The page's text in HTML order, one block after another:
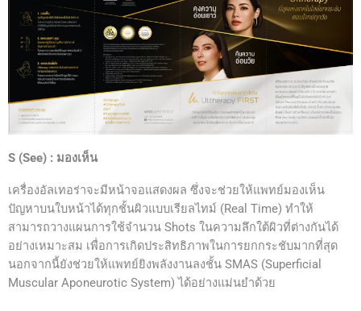
S (See) : มองเห็น
เครื่องอัลเทอร่าจะมีหน้าจอแสดงผล ซึ่งจะช่วยให้แพทย์มองเห็น
ปัญหาบนใบหน้าได้ทุกชั้นผิวแบบเรียลไทม์ (Real Time) ทำให้
สามารถวางแผนการใช้จำนวน Shots ในความลึกใต้ผิวที่ต่างกันได้
อย่างเหมาะสม เพื่อการเกิดประสิทธิภาพในการยกกระชับมากที่สุด
นอกจากนี้ยังช่วยให้แพทย์ยิงพลังงานลงชั้น SMAS (Superficial
Muscular Aponeurotic System) ได้อย่างแม่นยำด้วย